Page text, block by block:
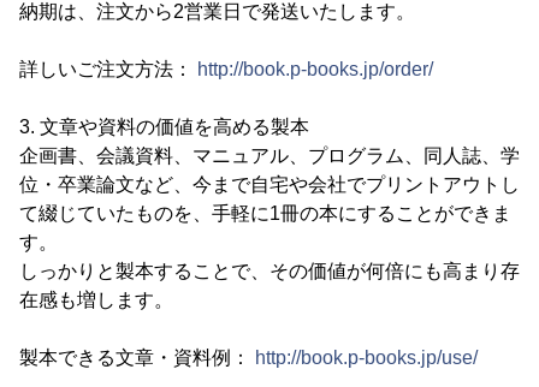
納期は、注文から2営業日で発送いたします。
詳しいご注文方法： http://book.p-books.jp/order/
3. 文章や資料の価値を高める製本
企画書、会議資料、マニュアル、プログラム、同人誌、学
位・卒業論文など、今まで自宅や会社でプリントアウトし
て綴じていたものを、手軽に1冊の本にすることができま
す。
しっかりと製本することで、その価値が何倍にも高まり存
在感も増します。
製本できる文章・資料例： http://book.p-books.jp/use/